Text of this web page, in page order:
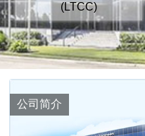
(LTCC)
公司简介